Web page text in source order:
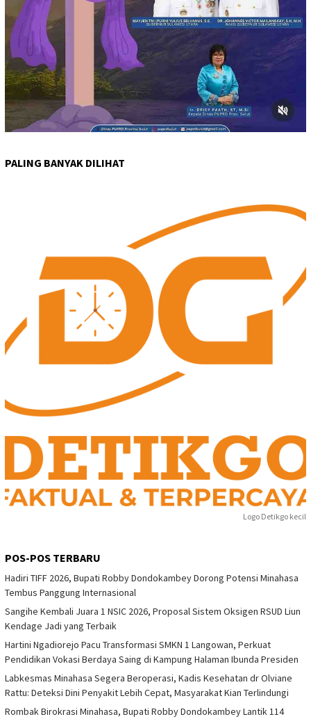
PALING BANYAK DILIHAT
Logo Detikgo kecil
POS-POS TERBARU
Hadiri TIFF 2026, Bupati Robby Dondokambey Dorong Potensi Minahasa
Tembus Panggung Internasional
Sangihe Kembali Juara 1 NSIC 2026, Proposal Sistem Oksigen RSUD Liun
Kendage Jadi yang Terbaik
Hartini Ngadiorejo Pacu Transformasi SMKN 1 Langowan, Perkuat
Pendidikan Vokasi Berdaya Saing di Kampung Halaman Ibunda Presiden
Labkesmas Minahasa Segera Beroperasi, Kadis Kesehatan dr Olviane
Rattu: Deteksi Dini Penyakit Lebih Cepat, Masyarakat Kian Terlindungi
Rombak Birokrasi Minahasa, Bupati Robby Dondokambey Lantik 114